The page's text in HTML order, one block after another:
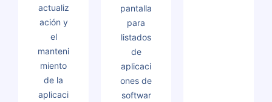
actualiz
ación y
el
manteni
miento
de la
aplicaci
pantalla
para
listados
de
aplicaci
ones de
softwar